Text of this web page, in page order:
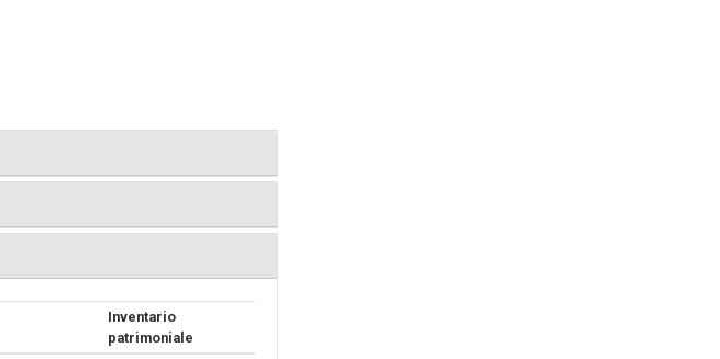
Inventario
patrimoniale